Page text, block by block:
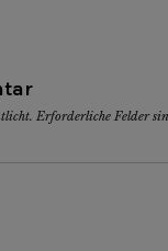
Erforderliche Felder